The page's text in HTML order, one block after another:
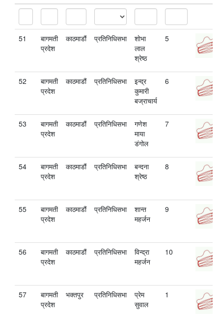
51
बागमती
प्रदेश
काठमाडौं प्रतिनिधिसभा
शाेभा
लाल
श्रेष्ठ
5
52
बागमती
प्रदेश
काठमाडौं प्रतिनिधिसभा
इन्द्र
कुमारी
बज्राचार्य
6
53
बागमती
प्रदेश
काठमाडौं प्रतिनिधिसभा
गणेश
माया
डंगोल
7
54
बागमती
प्रदेश
काठमाडौं प्रतिनिधिसभा
बन्दना
श्रेष्ठ
8
55
बागमती
प्रदेश
काठमाडौं प्रतिनिधिसभा
शान्त
महर्जन
9
56
बागमती
प्रदेश
काठमाडौं प्रतिनिधिसभा
विन्द्रा
महर्जन
10
57
बागमती
प्रदेश
भक्तपुर प्रतिनिधिसभा
प्रेम
सुवाल
1